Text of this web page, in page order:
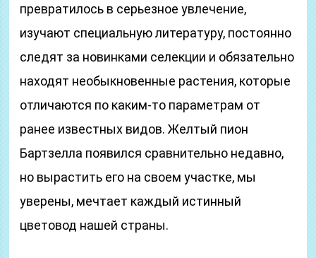
превратилось в серьезное увлечение,
изучают специальную литературу, постоянно
следят за новинками селекции и обязательно
находят необыкновенные растения, которые
отличаются по каким-то параметрам от
ранее известных видов. Желтый пион
Бартзелла появился сравнительно недавно,
но вырастить его на своем участке, мы
уверены, мечтает каждый истинный
цветовод нашей страны.